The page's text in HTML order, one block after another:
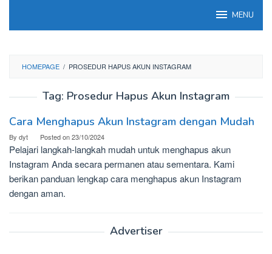
MENU
HOMEPAGE / PROSEDUR HAPUS AKUN INSTAGRAM
Tag: Prosedur Hapus Akun Instagram
Cara Menghapus Akun Instagram dengan Mudah
By dyt Posted on23/10/2024
Pelajari langkah-langkah mudah untuk menghapus akun
Instagram Anda secara permanen atau sementara. Kami
berikan panduan lengkap cara menghapus akun Instagram
dengan aman.
Advertiser